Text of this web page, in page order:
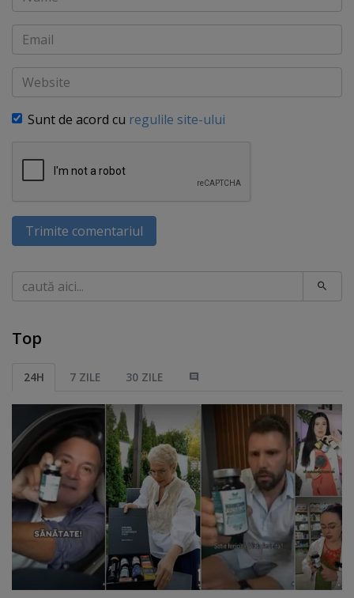
Email
Website
Sunt de acord cu regulile site-ului
Trimite comentariul
Caută
Top
24H 7 ZILE 30 ZILE